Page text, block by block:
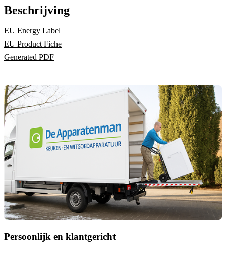
Beschrijving
EU Energy Label
EU Product Fiche
Generated PDF
Persoonlijk en klantgericht